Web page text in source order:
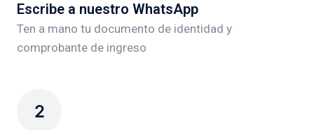
Escribe a nuestro WhatsApp
Ten a mano tu documento de identidad y
comprobante de ingreso